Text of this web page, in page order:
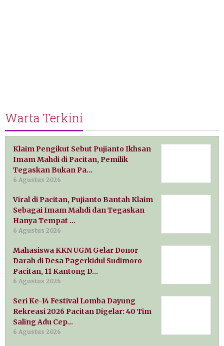
Warta Terkini
Klaim Pengikut Sebut Pujianto Ikhsan
Imam Mahdi di Pacitan, Pemilik
Tegaskan Bukan Pa…
6 Agustus 2026
Viral di Pacitan, Pujianto Bantah Klaim
Sebagai Imam Mahdi dan Tegaskan
Hanya Tempat …
6 Agustus 2026
Mahasiswa KKN UGM Gelar Donor
Darah di Desa Pagerkidul Sudimoro
Pacitan, 11 Kantong D…
6 Agustus 2026
Seri Ke-14 Festival Lomba Dayung
Rekreasi 2026 Pacitan Digelar: 40 Tim
Saling Adu Cep…
6 Agustus 2026